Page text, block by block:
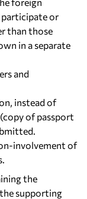
participate or
than those
in a separate
and
instead of
of passport
involvement of
the
supporting